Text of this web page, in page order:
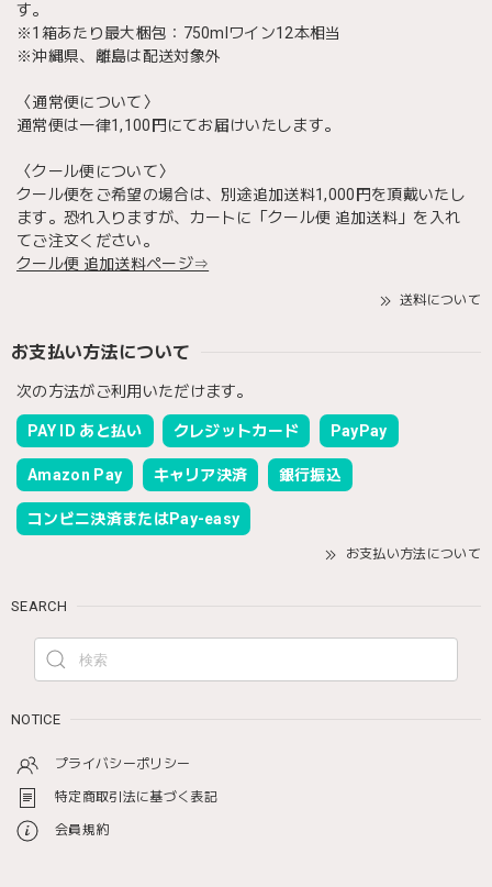
す。
※1箱あたり最大梱包：750mlワイン12本相当
※沖縄県、離島は配送対象外
〈通常便について〉
通常便は一律1,100円にてお届けいたします。
〈クール便について〉
クール便をご希望の場合は、別途追加送料1,000円を頂戴いたし
ます。恐れ入りますが、カートに「クール便 追加送料」を入れ
てご注文ください。
クール便 追加送料ページ⇒
送料について
お支払い方法について
次の方法がご利用いただけます。
PAY ID あと払い クレジットカード PayPay
Amazon Pay キャリア決済 銀行振込
コンビニ決済またはPay-easy
お支払い方法について
SEARCH
NOTICE
プライバシーポリシー
特定商取引法に基づく表記
会員規約